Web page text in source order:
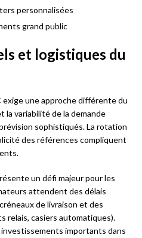
personnalisées
grand public
et logistiques du
exige une approche différente du
la variabilité de la demande
sophistiqués. La rotation
des références compliquent
un défi majeur pour les
attendent des délais
de livraison et des
relais, casiers automatiques).
importants dans